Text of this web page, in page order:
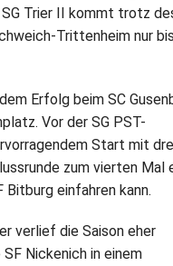
SG Trier II kommt trotz
Trittenheim nur
Erfolg beim SC
Vor der SG PST-
Start mit
zum vierten Mal
einfahren kann.
verlief die Saison eher
Nickenich in einem